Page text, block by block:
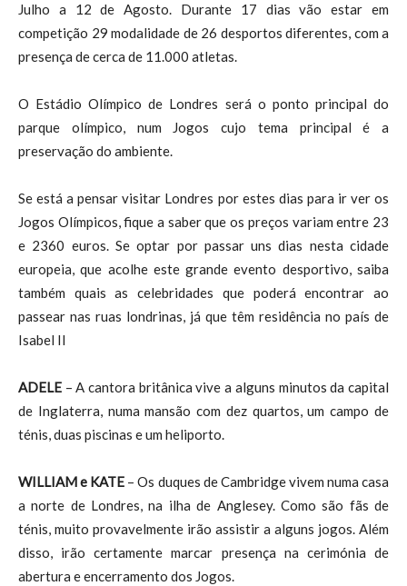
Julho a 12 de Agosto. Durante 17 dias vão estar em
competição 29 modalidade de 26 desportos diferentes, com a
presença de cerca de 11.000 atletas.
O Estádio Olímpico de Londres será o ponto principal do
parque olímpico, num Jogos cujo tema principal é a
preservação do ambiente.
Se está a pensar visitar Londres por estes dias para ir ver os
Jogos Olímpicos, fique a saber que os preços variam entre 23
e 2360 euros. Se optar por passar uns dias nesta cidade
europeia, que acolhe este grande evento desportivo, saiba
também quais as celebridades que poderá encontrar ao
passear nas ruas londrinas, já que têm residência no país de
Isabel II
ADELE – A cantora britânica vive a alguns minutos da capital
de Inglaterra, numa mansão com dez quartos, um campo de
ténis, duas piscinas e um heliporto.
WILLIAM e KATE – Os duques de Cambridge vivem numa casa
a norte de Londres, na ilha de Anglesey. Como são fãs de
ténis, muito provavelmente irão assistir a alguns jogos. Além
disso, irão certamente marcar presença na cerimónia de
abertura e encerramento dos Jogos.